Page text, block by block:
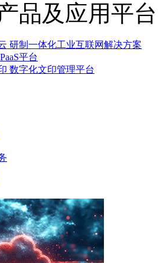
品及应用平台
研制一体化工业互联网解决方案
平台
数字化文印管理平台